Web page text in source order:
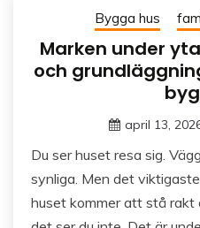
Bygga hus
Marken under
och
april 13,
Du ser huset resa sig.
synliga. Men det
huset kommer att stå rakt